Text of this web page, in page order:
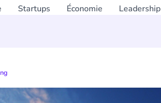
Startups Économie Leadership